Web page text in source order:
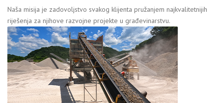
Naša misija je zadovoljstvo svakog klijenta pružanjem najkvalitetnijih
riješenja za njihove razvojne projekte u građevinarstvu.